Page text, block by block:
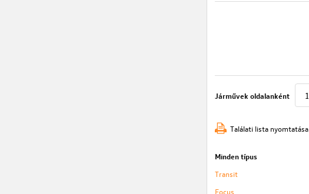
Járművek oldalanként
Találati lista nyomtatása
Minden típus
Transit
Focus